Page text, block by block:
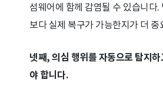
섬웨어에 함께 감염될 수 있습니다.
보다 실제 복구가 가능한지가 더 중
넷째, 의심 행위를 자동으로 탐지
야 합니다.